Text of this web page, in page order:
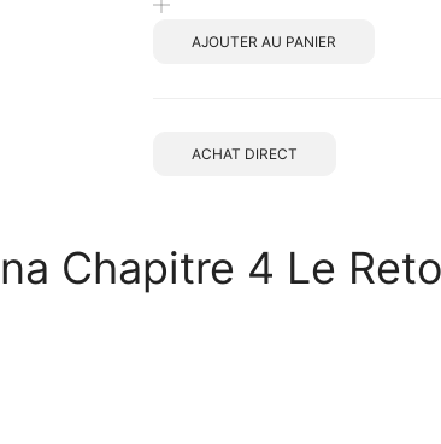
AJOUTER AU PANIER
ACHAT DIRECT
Chapitre 4 Le